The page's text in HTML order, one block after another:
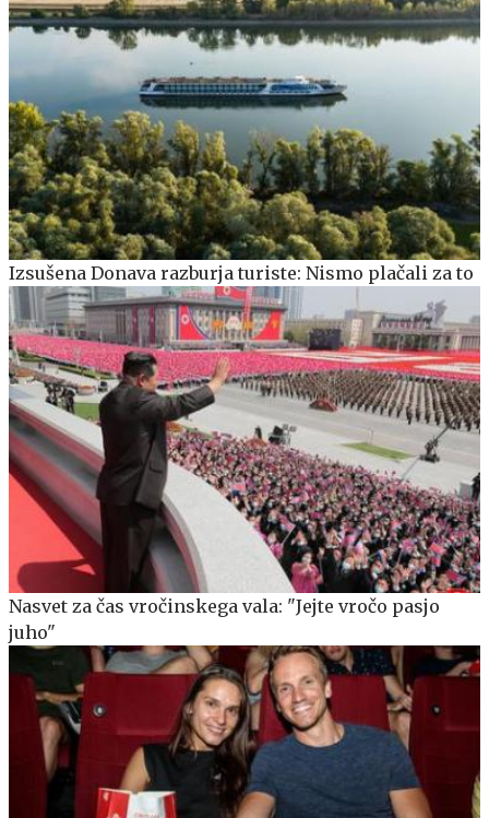
Izsušena Donava razburja turiste: Nismo plačali za to
Nasvet za čas vročinskega vala: "Jejte vročo pasjo
juho"